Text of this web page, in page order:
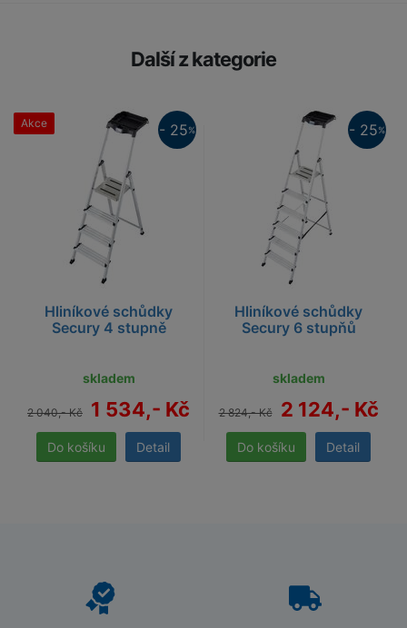
Další z kategorie
Hliníkové schůdky
Secury 4 stupně
Akce
skladem
2 040,- Kč 1 534,- Kč
Detail
- 25%
Hliníkové schůdky
Secury 6 stupňů
skladem
2 824,- Kč 2 124,- Kč
Detail
- 25%